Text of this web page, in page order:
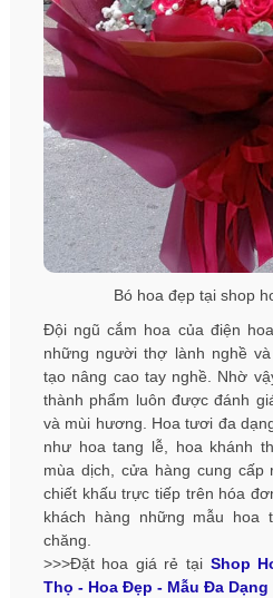
Bó hoa đẹp tại shop
Đội ngũ cắm hoa của điện
những người thợ lành nghề
tạo nâng cao tay nghề. Nhờ
thành phẩm luôn được đánh
và mùi hương. Hoa tươi đa
như hoa tang lễ, hoa khánh
mùa dịch, cửa hàng cung cấp
chiết khấu trực tiếp trên hóa
khách hàng những mẫu
chăng.
>>>Đặt hoa giá rẻ tại Shop
Thọ - Hoa Đẹp - Mẫu Đa Dạng